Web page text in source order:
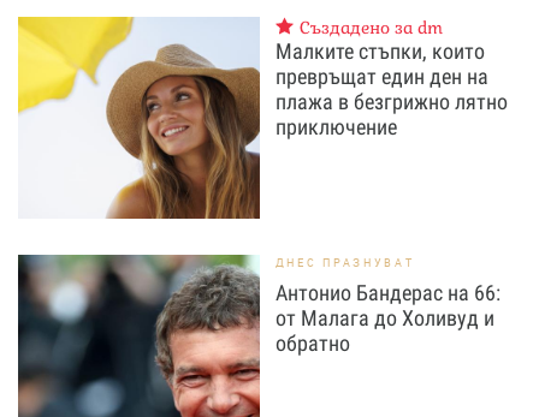
Създадено за dm
Малките стъпки, които
превръщат един ден на
плажа в безгрижно лятно
приключение
ДНЕС ПРАЗНУВАТ
Антонио Бандерас на 66:
от Малага до Холивуд и
обратно